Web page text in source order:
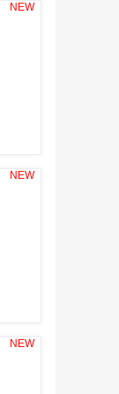
NEW
NEW
NEW